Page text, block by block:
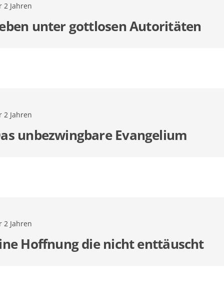
2 Jahren
unter gottlosen Autoritäten
2 Jahren
unbezwingbare Evangelium
2 Jahren
Hoffnung die nicht enttäuscht